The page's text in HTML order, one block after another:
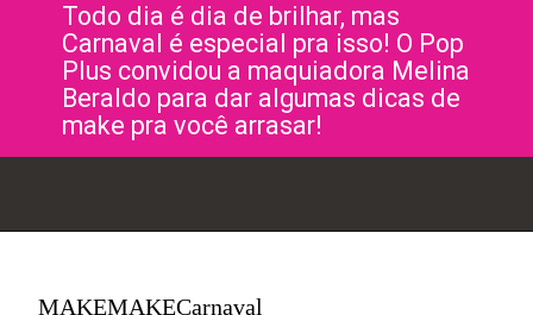
Todo dia é dia de brilhar, mas
Carnaval é especial pra isso! O Pop
Plus convidou a maquiadora Melina
Beraldo para dar algumas dicas de
make pra você arrasar!
MAKEMAKECarnaval